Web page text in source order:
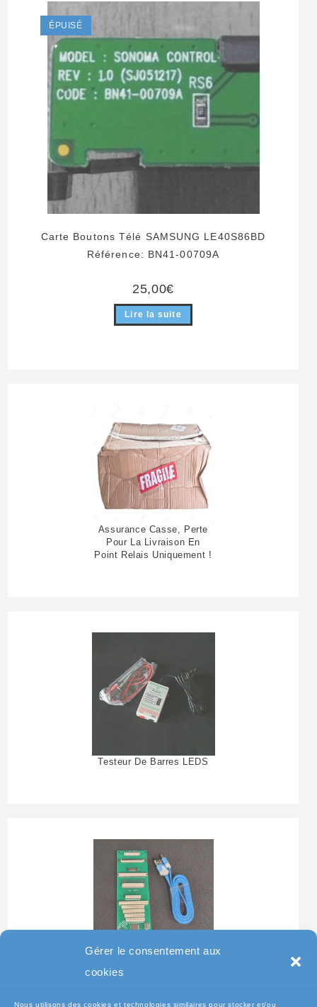
Gérer le consentement aux
cookies
Nous utilisons des cookies et technologies similaires pour stocker et/ou
ÉPUISÉ
Carte Boutons Télé SAMSUNG LE40S86BD
Référence: BN41-00709A
25,00€
Lire la suite
Assurance Casse, Perte
Pour La Livraison En
Point Relais Uniquement !
Testeur De Barres LEDS
Testeur Pour Clavier De